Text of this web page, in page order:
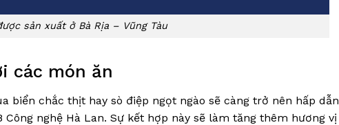
sản xuất ở Bà Rịa – Vũng Tàu
các món ăn
biển chắc thịt hay sò điệp ngọt ngào sẽ càng trở nên hấp dẫn
nghệ Hà Lan. Sự kết hợp này sẽ làm tăng thêm hương vị